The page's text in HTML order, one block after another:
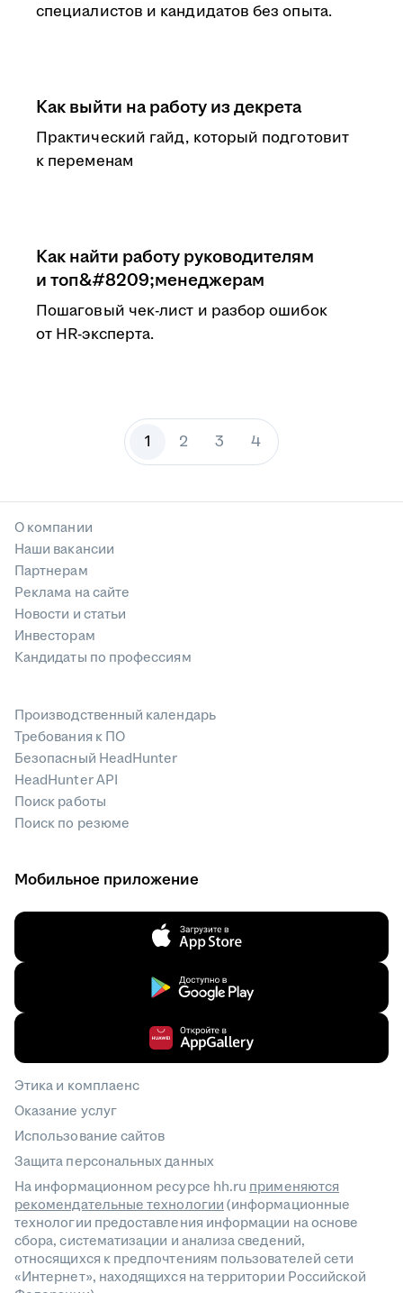
специалистов и кандидатов без опыта.
Как выйти на работу из декрета
Практический гайд, который подготовит
к переменам
Как найти работу руководителям
и топ&#8209;менеджерам
Пошаговый чек-лист и разбор ошибок
от HR-эксперта.
1 2 3 4
О компании
Наши вакансии
Партнерам
Реклама на сайте
Новости и статьи
Инвесторам
Кандидаты по профессиям
Производственный календарь
Требования к ПО
Безопасный HeadHunter
HeadHunter API
Поиск работы
Поиск по резюме
Мобильное приложение
Этика и комплаенс
Оказание услуг
Использование сайтов
Защита персональных данных
На информационном ресурсе hh.ru применяются
рекомендательные технологии(информационные
технологии предоставления информации на основе
сбора, систематизации и анализа сведений,
относящихся к предпочтениям пользователей сети
«Интернет», находящихся на территории Российской